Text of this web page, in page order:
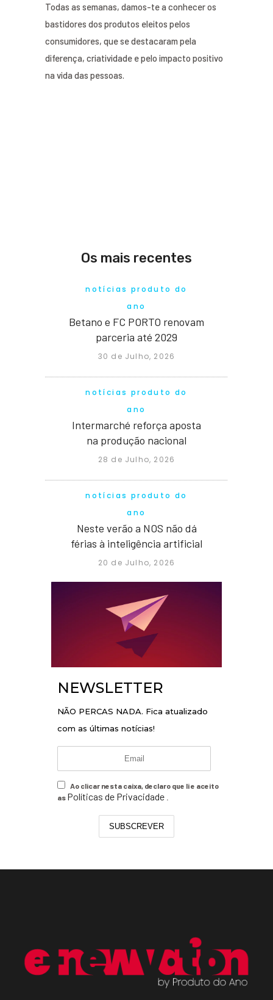
Todas as semanas, damos-te a conhecer os
bastidores dos produtos eleitos pelos
consumidores, que se destacaram pela
diferença, criatividade e pelo impacto positivo
na vida das pessoas.
Os mais recentes
notícias produto do
ano
Betano e FC PORTO renovam
parceria até 2029
30 de Julho, 2026
notícias produto do
ano
Intermarché reforça aposta
na produção nacional
28 de Julho, 2026
notícias produto do
ano
Neste verão a NOS não dá
férias à inteligência artificial
20 de Julho, 2026
NEWSLETTER
NÃO PERCAS NADA. Fica atualizado
com as últimas notícias!
Ao clicar nesta caixa, declaro que li e aceito
as Políticas de Privacidade .
SUBSCREVER